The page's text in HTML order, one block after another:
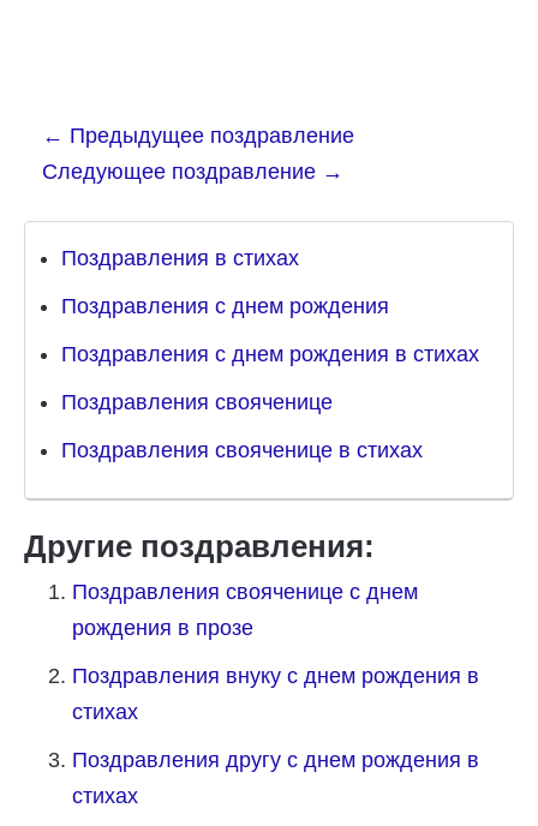
← Предыдущее поздравление
Следующее поздравление →
Поздравления в стихах
Поздравления с днем рождения
Поздравления с днем рождения в стихах
Поздравления свояченице
Поздравления свояченице в стихах
Другие поздравления:
Поздравления свояченице с днем
рождения в прозе
Поздравления внуку с днем рождения в
стихах
Поздравления другу с днем рождения в
стихах